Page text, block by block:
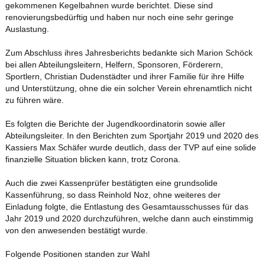
gekommenen Kegelbahnen wurde berichtet. Diese sind
renovierungsbedürftig und haben nur noch eine sehr geringe
Auslastung.
Zum Abschluss ihres Jahresberichts bedankte sich Marion Schöck
bei allen Abteilungsleitern, Helfern, Sponsoren, Förderern,
Sportlern, Christian Dudenstädter und ihrer Familie für ihre Hilfe
und Unterstützung, ohne die ein solcher Verein ehrenamtlich nicht
zu führen wäre.
Es folgten die Berichte der Jugendkoordinatorin sowie aller
Abteilungsleiter. In den Berichten zum Sportjahr 2019 und 2020 des
Kassiers Max Schäfer wurde deutlich, dass der TVP auf eine solide
finanzielle Situation blicken kann, trotz Corona.
Auch die zwei Kassenprüfer bestätigten eine grundsolide
Kassenführung, so dass Reinhold Noz, ohne weiteres der
Einladung folgte, die Entlastung des Gesamtausschusses für das
Jahr 2019 und 2020 durchzuführen, welche dann auch einstimmig
von den anwesenden bestätigt wurde.
Folgende Positionen standen zur Wahl